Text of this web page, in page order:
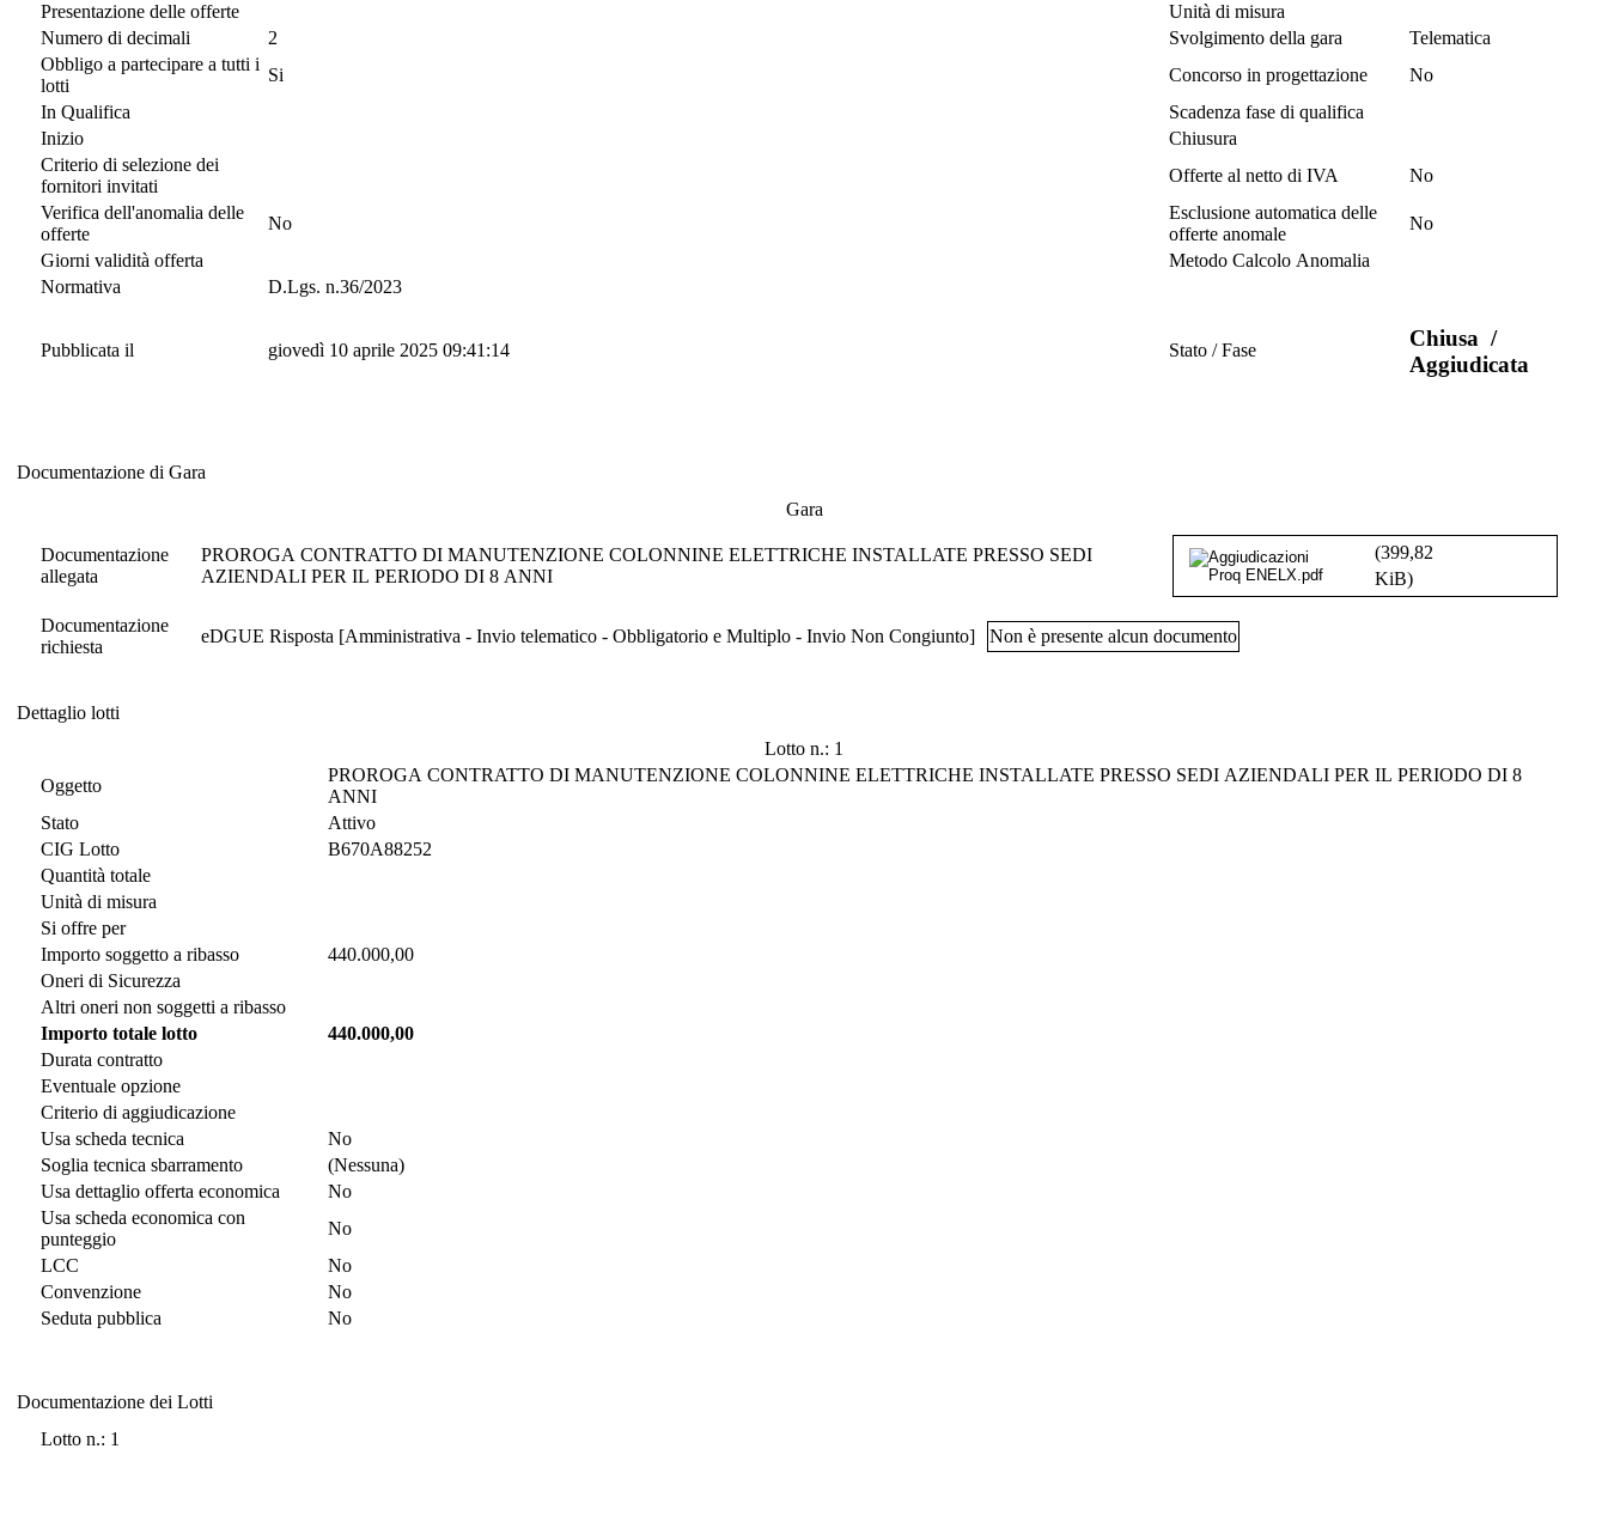
Presentazione delle offerte
Unità di misura
Numero di decimali
2 Svolgimento della gara
Telematica
Obbligo a partecipare a tutti i
lotti
Si Concorso in progettazione
No
In Qualifica
Scadenza fase di qualifica
Inizio
Chiusura
Criterio di selezione dei
fornitori invitati
Offerte al netto di IVA
No
Verifica dell'anomalia delle
offerte
No
Esclusione automatica delle
offerte anomale
No
Giorni validità offerta
Metodo Calcolo Anomalia
Normativa
D.Lgs. n.36/2023
Pubblicata il giovedì 10 aprile 2025 09:41:14 Stato / Fase Chiusa /
Aggiudicata
Documentazione di Gara
Gara
Documentazione
allegata
PROROGA CONTRATTO DI MANUTENZIONE COLONNINE ELETTRICHE INSTALLATE PRESSO SEDI
AZIENDALI PER IL PERIODO DI 8 ANNI
(399,82
KiB)
Documentazione
richiesta
eDGUE Risposta [Amministrativa - Invio telematico - Obbligatorio e Multiplo - Invio Non Congiunto] Non è presente alcun documento
Dettaglio lotti
Lotto n.: 1
Oggetto
PROROGA CONTRATTO DI MANUTENZIONE COLONNINE ELETTRICHE INSTALLATE PRESSO SEDI AZIENDALI PER IL PERIODO DI 8
ANNI
Stato
Attivo
CIG Lotto
B670A88252
Quantità totale
Unità di misura
Si offre per
Importo soggetto a ribasso
440.000,00
Oneri di Sicurezza
Altri oneri non soggetti a ribasso
Importo totale lotto
440.000,00
Durata contratto
Eventuale opzione
Criterio di aggiudicazione
Usa scheda tecnica
No
Soglia tecnica sbarramento
(Nessuna)
Usa dettaglio offerta economica
No
Usa scheda economica con
punteggio
No
LCC
No
Convenzione
No
Seduta pubblica
No
Documentazione dei Lotti
Lotto n.: 1